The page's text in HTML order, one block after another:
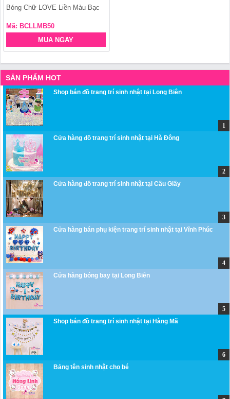
Bóng Chữ LOVE Liền Màu Bạc
Mã: BCLLMB50
MUA NGAY
SẢN PHẨM HOT
Shop bán đồ trang trí sinh nhật tại Long Biên
Cửa hàng đồ trang trí sinh nhật tại Hà Đông
Cửa hàng đồ trang trí sinh nhật tại Cầu Giấy
Cửa hàng bán phụ kiện trang trí sinh nhật tại Vĩnh Phúc
Cửa hàng bóng bay tại Long Biên
Shop bán đồ trang trí sinh nhật tại Hàng Mã
Bảng tên sinh nhật cho bé